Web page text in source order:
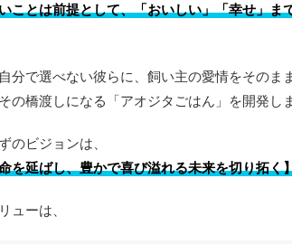
ことは前提として、「おいしい」「幸せ」ま
自分で選べない彼らに、飼い主の愛情をそのま
の橋渡しになる「アオジタごはん」を開発し
のビジョンは、
を延ばし、豊かで喜び溢れる未来を切り拓く
ューは、
割・不足や過剰の影響・注意点まで、専門的にかつ